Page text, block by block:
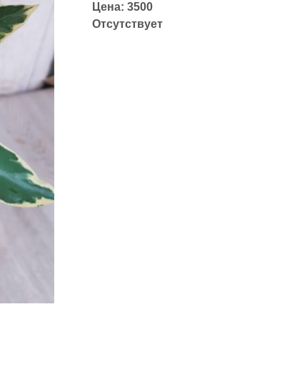
Цена: 3500
Отсутствует